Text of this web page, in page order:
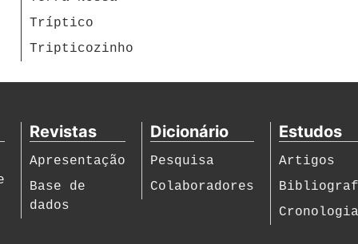
Tríptico
Tripticozinho
Revistas
Apresentação
Base de
dados
Dicionário
Pesquisa
Colaboradores
Estudos
Artigos